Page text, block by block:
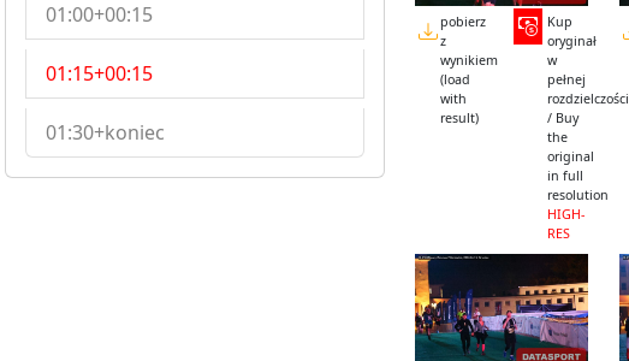
01:00+00:15
01:15+00:15
01:30+koniec
pobierz
z
wynikiem
(load
with
result)
Kup
oryginał
w
pełnej
rozdzielczości
/ Buy
the
original
in full
resolution
HIGH-
RES